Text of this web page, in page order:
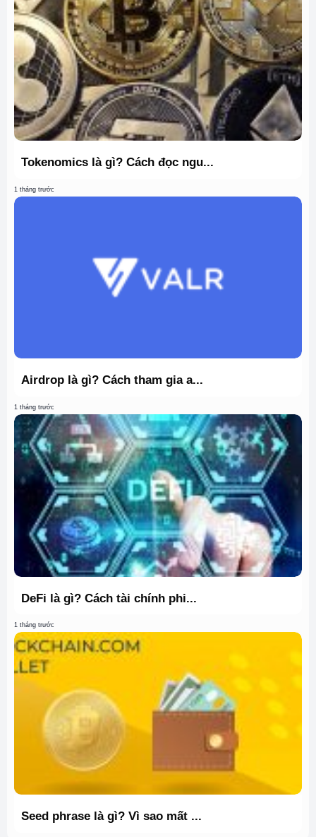
Tokenomics là gì? Cách đọc ngu...
1 tháng trước
Airdrop là gì? Cách tham gia a...
1 tháng trước
DeFi là gì? Cách tài chính phi...
1 tháng trước
Seed phrase là gì? Vì sao mất ...